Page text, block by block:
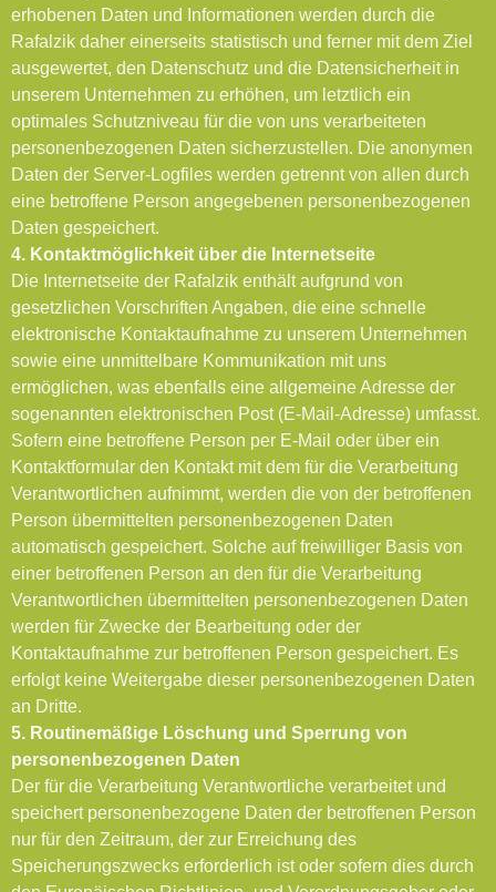
erhobenen Daten und Informationen werden durch die
Rafalzik daher einerseits statistisch und ferner mit dem Ziel
ausgewertet, den Datenschutz und die Datensicherheit in
unserem Unternehmen zu erhöhen, um letztlich ein
optimales Schutzniveau für die von uns verarbeiteten
personenbezogenen Daten sicherzustellen. Die anonymen
Daten der Server-Logfiles werden getrennt von allen durch
eine betroffene Person angegebenen personenbezogenen
Daten gespeichert.
4. Kontaktmöglichkeit über die Internetseite
Die Internetseite der Rafalzik enthält aufgrund von
gesetzlichen Vorschriften Angaben, die eine schnelle
elektronische Kontaktaufnahme zu unserem Unternehmen
sowie eine unmittelbare Kommunikation mit uns
ermöglichen, was ebenfalls eine allgemeine Adresse der
sogenannten elektronischen Post (E-Mail-Adresse) umfasst.
Sofern eine betroffene Person per E-Mail oder über ein
Kontaktformular den Kontakt mit dem für die Verarbeitung
Verantwortlichen aufnimmt, werden die von der betroffenen
Person übermittelten personenbezogenen Daten
automatisch gespeichert. Solche auf freiwilliger Basis von
einer betroffenen Person an den für die Verarbeitung
Verantwortlichen übermittelten personenbezogenen Daten
werden für Zwecke der Bearbeitung oder der
Kontaktaufnahme zur betroffenen Person gespeichert. Es
erfolgt keine Weitergabe dieser personenbezogenen Daten
an Dritte.
5. Routinemäßige Löschung und Sperrung von
personenbezogenen Daten
Der für die Verarbeitung Verantwortliche verarbeitet und
speichert personenbezogene Daten der betroffenen Person
nur für den Zeitraum, der zur Erreichung des
Speicherungszwecks erforderlich ist oder sofern dies durch